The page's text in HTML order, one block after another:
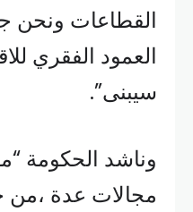
القطاعات ونحن
العمود الفقري
سيبنى”.
وناشد الحكومة
مجالات عدة ،من